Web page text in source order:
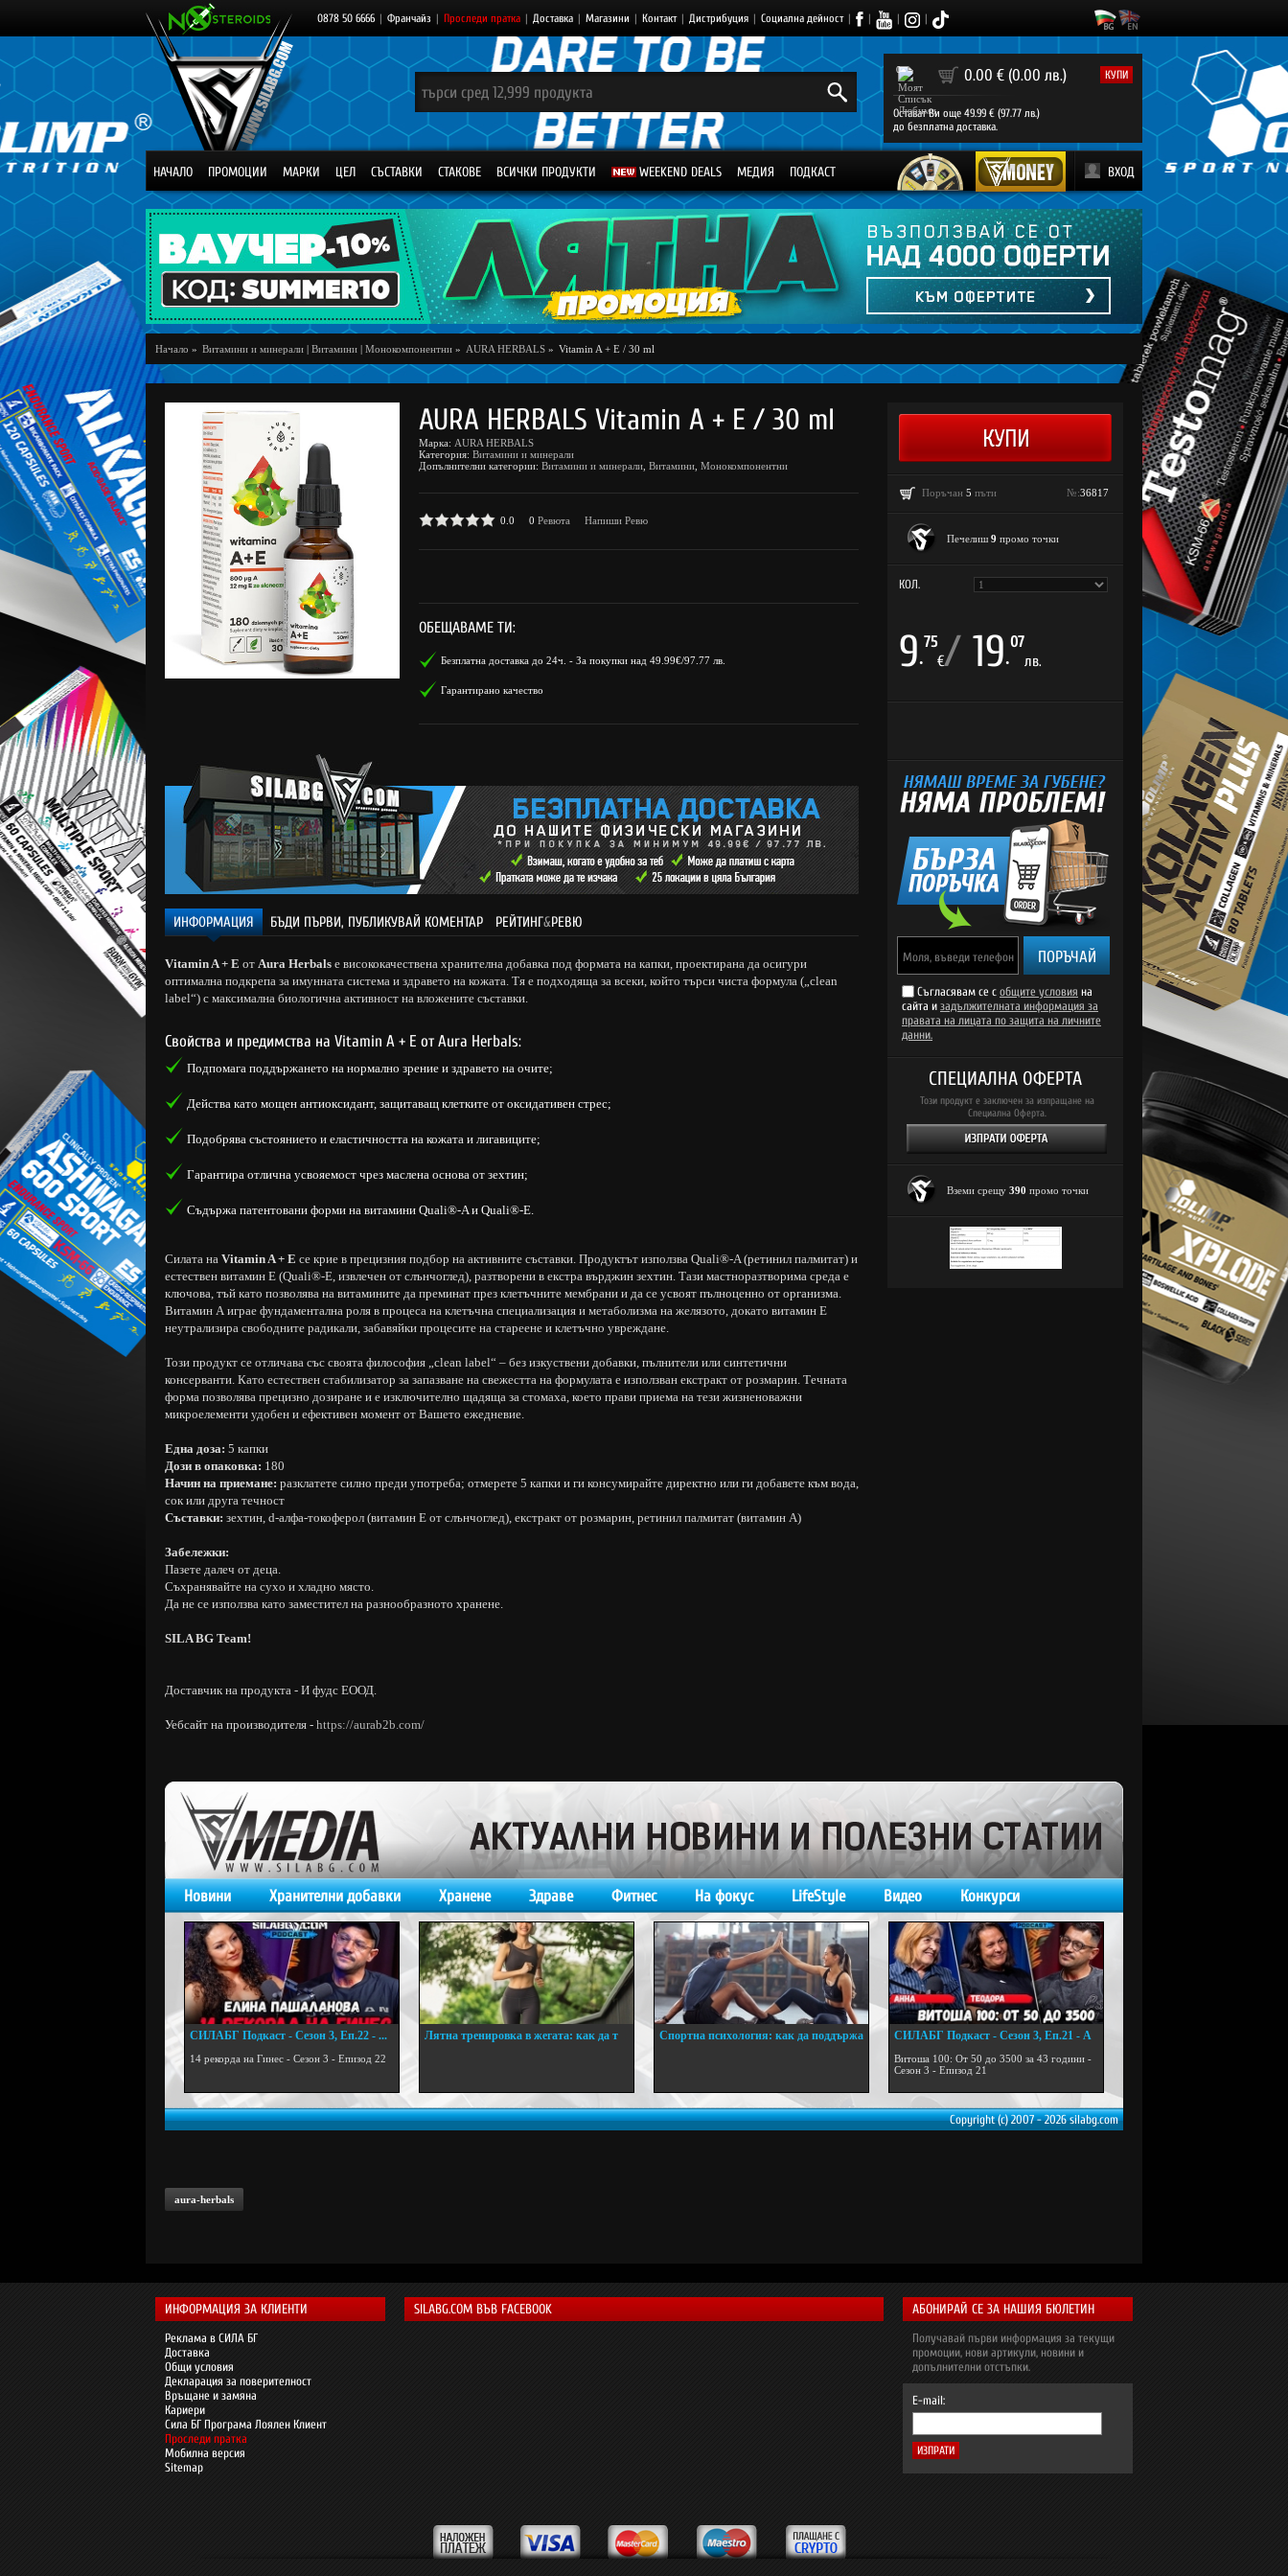
0878 50 6666 | Франчайз | Проследи пратка | Доставка | Магазини | Контакт | Дистрибуция | Социална дейност | | | |
0 0.00 € (0.00 лв.) КУПИ
Остават Ви още 49.99 € (97.77 лв.)
до безплатна доставка.
НАЧАЛО ПРОМОЦИИ МАРКИ ЦЕЛ СЪСТАВКИ СТАКОВЕ ВСИЧКИ ПРОДУКТИ WEEKEND DEALS МЕДИЯ ПОДКАСТ ВХОД
Начало » Витамини и минерали | Витамини | Монокомпонентни » AURA HERBALS » Vitamin A + E / 30 ml
AURA HERBALS Vitamin A + E / 30 ml
Марка: AURA HERBALS
Категория: Витамини и минерали
Допълнителни категории: Витамини и минерали Витамини Монокомпонентни
0.0 0 Ревюта Напиши Ревю
ОБЕЩАВАМЕ ТИ:
Безплатна доставка до 24ч. - За покупки над 49.99€/97.77 лв.
Гарантирано качество
ИНФОРМАЦИЯ БЪДИ ПЪРВИ, ПУБЛИКУВАЙ КОМЕНТАР РЕЙТИНГ&РЕВЮ
Vitamin A + E от Aura Herbals е висококачествена хранителна добавка под формата на капки, проектирана да осигури
оптимална подкрепа за имунната система и здравето на кожата. Тя е подходяща за всеки, който търси чиста формула („clean
label“) с максимална биологична активност на вложените съставки.
Свойства и предимства на Vitamin A + E от Aura Herbals:
Подпомага поддържането на нормално зрение и здравето на очите;
Действа като мощен антиоксидант, защитаващ клетките от оксидативен стрес;
Подобрява състоянието и еластичността на кожата и лигавиците;
Гарантира отлична усвояемост чрез маслена основа от зехтин;
Съдържа патентовани форми на витамини Quali®-A и Quali®-E.
Силата на Vitamin A + E се крие в прецизния подбор на активните съставки. Продуктът използва Quali®-A (ретинил палмитат) и
естествен витамин Е (Quali®-E, извлечен от слънчоглед), разтворени в екстра върджин зехтин. Тази мастноразтворима среда е
ключова, тъй като позволява на витамините да преминат през клетъчните мембрани и да се усвоят пълноценно от организма.
Витамин А играе фундаментална роля в процеса на клетъчна специализация и метаболизма на желязото, докато витамин Е
неутрализира свободните радикали, забавяйки процесите на стареене и клетъчно увреждане.
Този продукт се отличава със своята философия „clean label“ – без изкуствени добавки, пълнители или синтетични
консерванти. Като естествен стабилизатор за запазване на свежестта на формулата е използван екстракт от розмарин. Течната
форма позволява прецизно дозиране и е изключително щадяща за стомаха, което прави приема на тези жизненоважни
микроелементи удобен и ефективен момент от Вашето ежедневие.
Една доза: 5 капки
Дози в опаковка: 180
Начин на приемане: разклатете силно преди употреба; отмерете 5 капки и ги консумирайте директно или ги добавете към вода,
сок или друга течност
Съставки: зехтин, d-алфа-токоферол (витамин Е от слънчоглед), екстракт от розмарин, ретинил палмитат (витамин А)
Забележки:
Пазете далеч от деца.
Съхранявайте на сухо и хладно място.
Да не се използва като заместител на разнообразното хранене.
SILA BG Team!
Доставчик на продукта - И фудс ЕООД.
Уебсайт на производителя - https://aurab2b.com/
Поръчан 5 пъти №:36817
Печелиш 9 промо точки
КОЛ.
9.
75
€/ 19.
07
лв.
ПОРЪЧАЙ
Съгласявам се с общите условия на
сайта и задължителната информация за
правата на лицата по защита на личните
данни.
СПЕЦИАЛНА ОФЕРТА
Този продукт е заключен за изпращане на
Специална Оферта.
Вземи срещу 390 промо точки
Новини Хранителни добавки Хранене Здраве Фитнес На фокус LifeStyle Видео Конкурси
СИЛАБГ Подкаст - Сезон 3, Еп.22 - ...
14 рекорда на Гинес - Сезон 3 - Епизод 22
Лятна тренировка в жегата: как да т
Спортна психология: как да поддържа
СИЛАБГ Подкаст - Сезон 3, Еп.21 - А
Витоша 100: От 50 до 3500 за 43 години -
Сезон 3 - Епизод 21
Copyright (c) 2007 - 2026 silabg.com
aura-herbals
ИНФОРМАЦИЯ ЗА КЛИЕНТИ
Реклама в СИЛА БГ
Доставка
Общи условия
Декларация за поверителност
Връщане и замяна
Кариери
Сила БГ Програма Лоялен Клиент
Проследи пратка
Мобилна версия
Sitemap
SILABG.COM ВЪВ FACEBOOK АБОНИРАЙ СЕ ЗА НАШИЯ БЮЛЕТИН
Получавай първи информация за текущи
промоции, нови артикули, новини и
допълнителни отстъпки.
E-mail: